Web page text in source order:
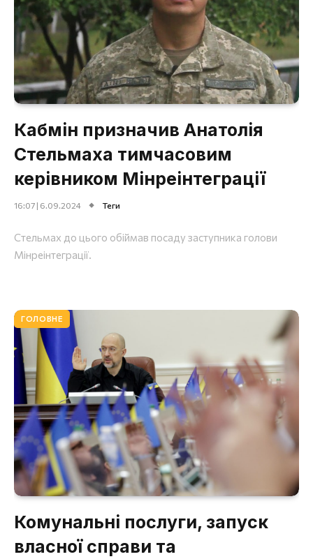
Кабмін призначив Анатолія
Стельмаха тимчасовим
керівником Мінреінтеграції
16:07 | 6.09.2024 Теги
Стельмах до цього обіймав посаду заступника голови
Мінреінтеграції.
ГОЛОВНЕ
Комунальні послуги, запуск
власної справи та